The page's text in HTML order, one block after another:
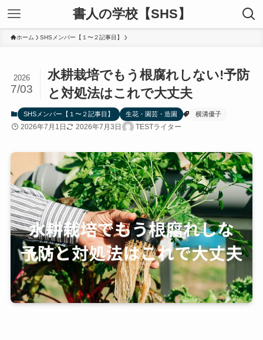
書人の学校【SHS】
ホーム SHSメンバー【１〜２記事目】
水耕栽培でもう根腐れしない!予防
と対処法はこれで大丈夫
2026
7/03
SHSメンバー【１〜２記事目】 生花・園芸・造園 横溝優子
2026年7月1日 2026年7月3日 TESTライター